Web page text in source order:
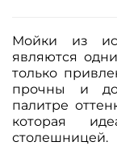
Мойки из
являются
только
прочны и
палитре
которая
столешницей.